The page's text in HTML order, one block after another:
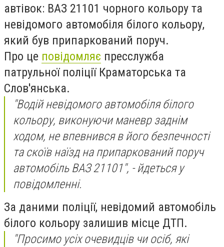
автівок: ВАЗ 21101 чорного кольору та
невідомого автомобіля білого кольору,
який був припаркований поруч.
Про це повідомляє пресслужба
патрульної поліції Краматорська та
Слов'янська.
"Водій невідомого автомобіля білого
кольору, виконуючи маневр заднім
ходом, не впевнився в його безпечності
та скоїв наїзд на припаркований поруч
автомобіль ВАЗ 21101", - йдеться у
повідомленні.
За даними поліції, невідомий автомобіль
білого кольору залишив місце ДТП.
"Просимо усіх очевидців чи осіб, які